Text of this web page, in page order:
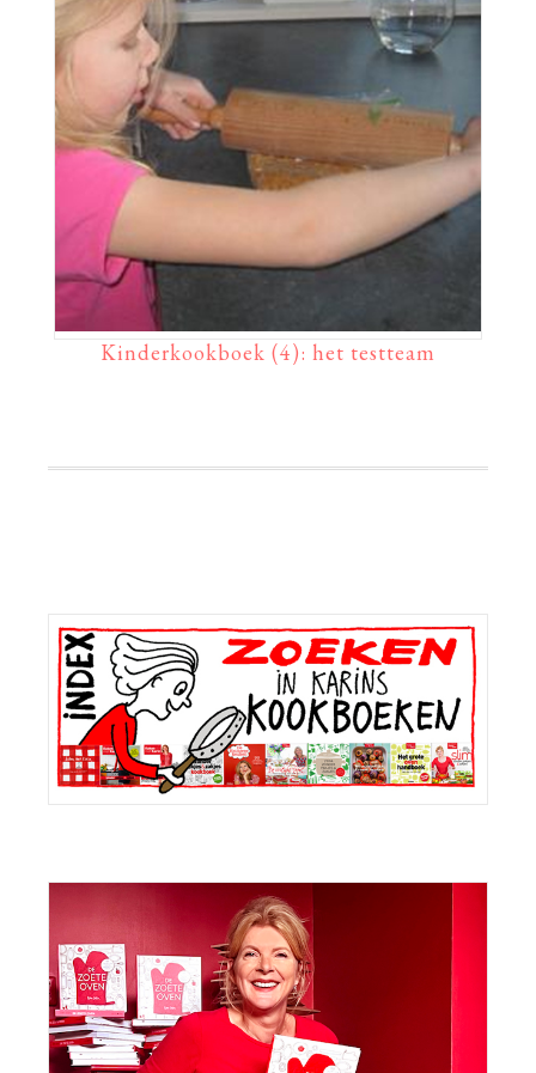
Kinderkookboek (4): het testteam
Primaire
Sidebar